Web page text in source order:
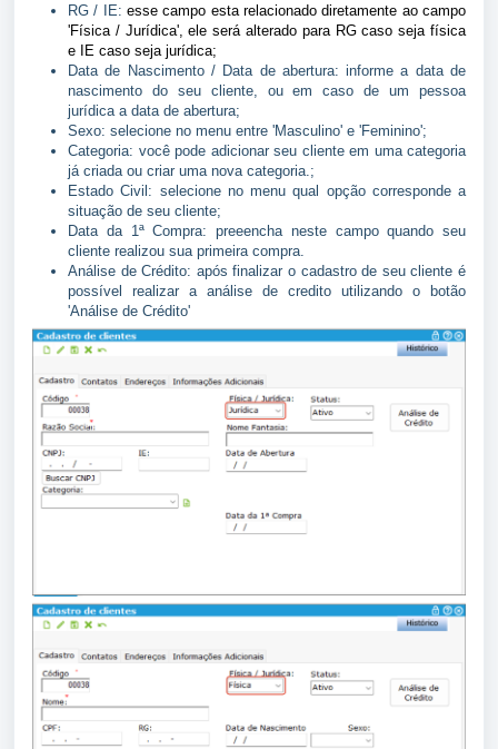
RG / IE: esse campo esta relacionado diretamente ao campo
'Física / Jurídica', ele será alterado para RG caso seja física
e IE caso seja jurídica;
Data de Nascimento / Data de abertura: informe a data de
nascimento do seu cliente, ou em caso de um pessoa
jurídica a data de abertura;
Sexo: selecione no menu entre 'Masculino' e 'Feminino';
Categoria: você pode adicionar seu cliente em uma categoria
já criada ou criar uma nova categoria.;
Estado Civil: selecione no menu qual opção corresponde a
situação de seu cliente;
Data da 1ª Compra: preeencha neste campo quando seu
cliente realizou sua primeira compra.
Análise de Crédito: após finalizar o cadastro de seu cliente é
possível realizar a análise de credito utilizando o botão
'Análise de Crédito'